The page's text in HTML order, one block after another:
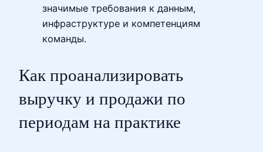
значимые требования к данным,
инфраструктуре и компетенциям
команды.
Как проанализировать
выручку и продажи по
периодам на практике